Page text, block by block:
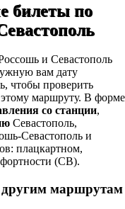
билеты по
и Севастополь
вам дату
чтобы проверить
маршруту. В форме
со станции,
Севастополь,
Севастополь и
плацкартном,
(СВ).
другим маршрутам